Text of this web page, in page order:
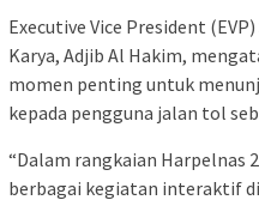
Executive Vice President
Karya, Adjib Al Hakim,
momen penting untuk
kepada pengguna jalan tol
“Dalam rangkaian Harpelnas
berbagai kegiatan interaktif